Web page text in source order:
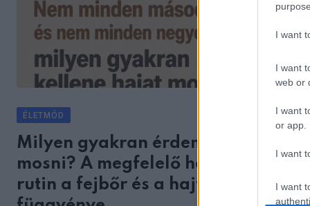
I want
I want
web or
I want
or app.
I want
I want
ÉLETMÓD
Milyen gyakran érdemes hajat
mosni? A megfelelő hajmosási
rutin a fejbőr és a hajtípus